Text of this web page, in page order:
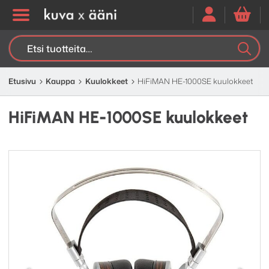
Etsi:
Etusivu Kauppa Kuulokkeet HiFiMAN HE-1000SE kuulokkeet
HiFiMAN HE-1000SE kuulokkeet
Edellinen